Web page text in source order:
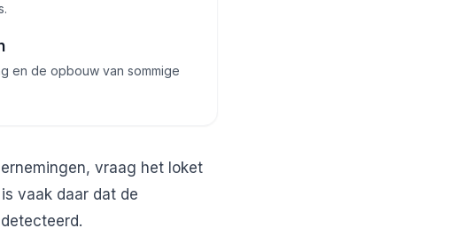
en de opbouw van sommige
vraag het loket
vaak daar dat de